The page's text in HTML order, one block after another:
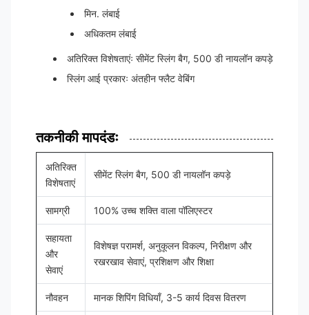
मिन. लंबाई
अधिकतम लंबाई
अतिरिक्त विशेषताएंः सीमेंट स्लिंग बैग, 500 डी नायलॉन कपड़े
स्लिंग आई प्रकारः अंतहीन फ्लैट वेबिंग
तकनीकी मापदंडः
अतिरिक्त
विशेषताएं
सीमेंट स्लिंग बैग, 500 डी नायलॉन कपड़े
सामग्री 100% उच्च शक्ति वाला पॉलिएस्टर
सहायता
और
सेवाएं
विशेषज्ञ परामर्श, अनुकूलन विकल्प, निरीक्षण और
रखरखाव सेवाएं, प्रशिक्षण और शिक्षा
नौवहन मानक शिपिंग विधियाँ, 3-5 कार्य दिवस वितरण